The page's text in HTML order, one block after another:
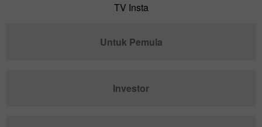
TV Insta
Untuk Pemula
Investor